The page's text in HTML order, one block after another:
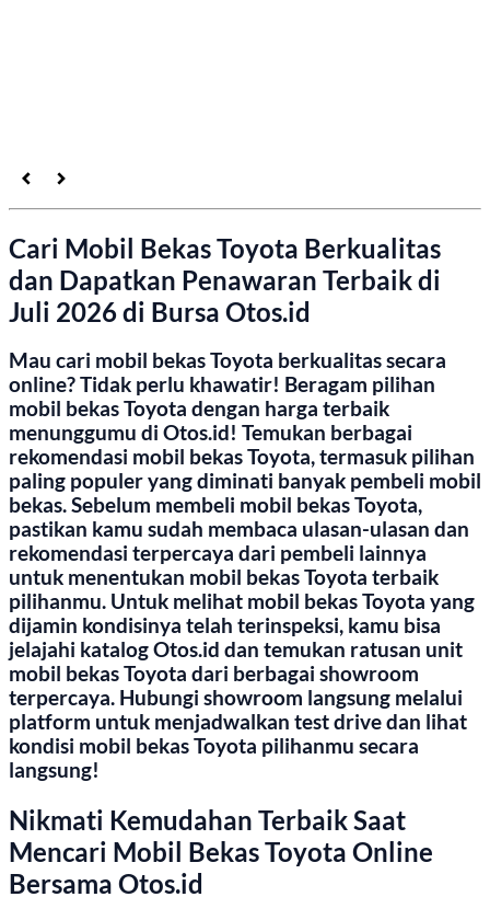
Cari Mobil Bekas Toyota Berkualitas
dan Dapatkan Penawaran Terbaik di
Juli 2026 di Bursa Otos.id
Mau cari mobil bekas Toyota berkualitas secara
online? Tidak perlu khawatir! Beragam pilihan
mobil bekas Toyota dengan harga terbaik
menunggumu di Otos.id! Temukan berbagai
rekomendasi mobil bekas Toyota, termasuk pilihan
paling populer yang diminati banyak pembeli mobil
bekas. Sebelum membeli mobil bekas Toyota,
pastikan kamu sudah membaca ulasan-ulasan dan
rekomendasi terpercaya dari pembeli lainnya
untuk menentukan mobil bekas Toyota terbaik
pilihanmu. Untuk melihat mobil bekas Toyota yang
dijamin kondisinya telah terinspeksi, kamu bisa
jelajahi katalog Otos.id dan temukan ratusan unit
mobil bekas Toyota dari berbagai showroom
terpercaya. Hubungi showroom langsung melalui
platform untuk menjadwalkan test drive dan lihat
kondisi mobil bekas Toyota pilihanmu secara
langsung!
Nikmati Kemudahan Terbaik Saat
Mencari Mobil Bekas Toyota Online
Bersama Otos.id